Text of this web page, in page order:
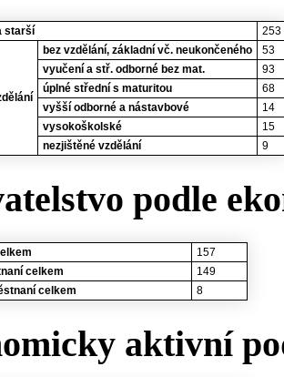
starší 253
bez vzdělání, základní vč. neukončeného
53
vyučení a stř. odborné bez mat.
93
úplné střední s maturitou
68
vyšší odborné a nástavbové
14
vysokoškolské
15
nezjištěné vzdělání
9
podle
157
celkem
149
celkem
8
aktivní